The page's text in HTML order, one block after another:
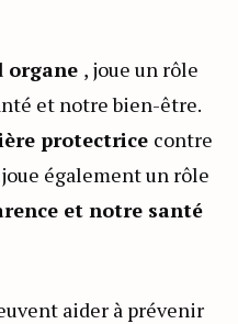
organe , joue un rôle
et notre bien-être.
protectrice contre
également un rôle
et notre santé
aider à prévenir